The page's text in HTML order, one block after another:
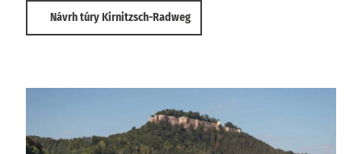
Návrh túry Kirnitzsch-Radweg